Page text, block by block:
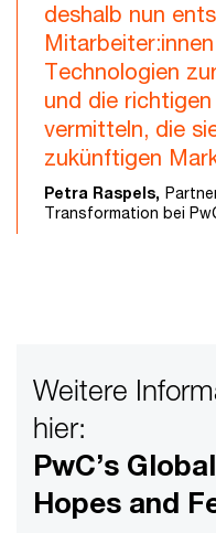
deshalb nun
Technologien
und die
vermitteln, die
zukünftigen
Petra Raspels,
Transformation bei
Weitere
hier:
PwC’s
Hopes and